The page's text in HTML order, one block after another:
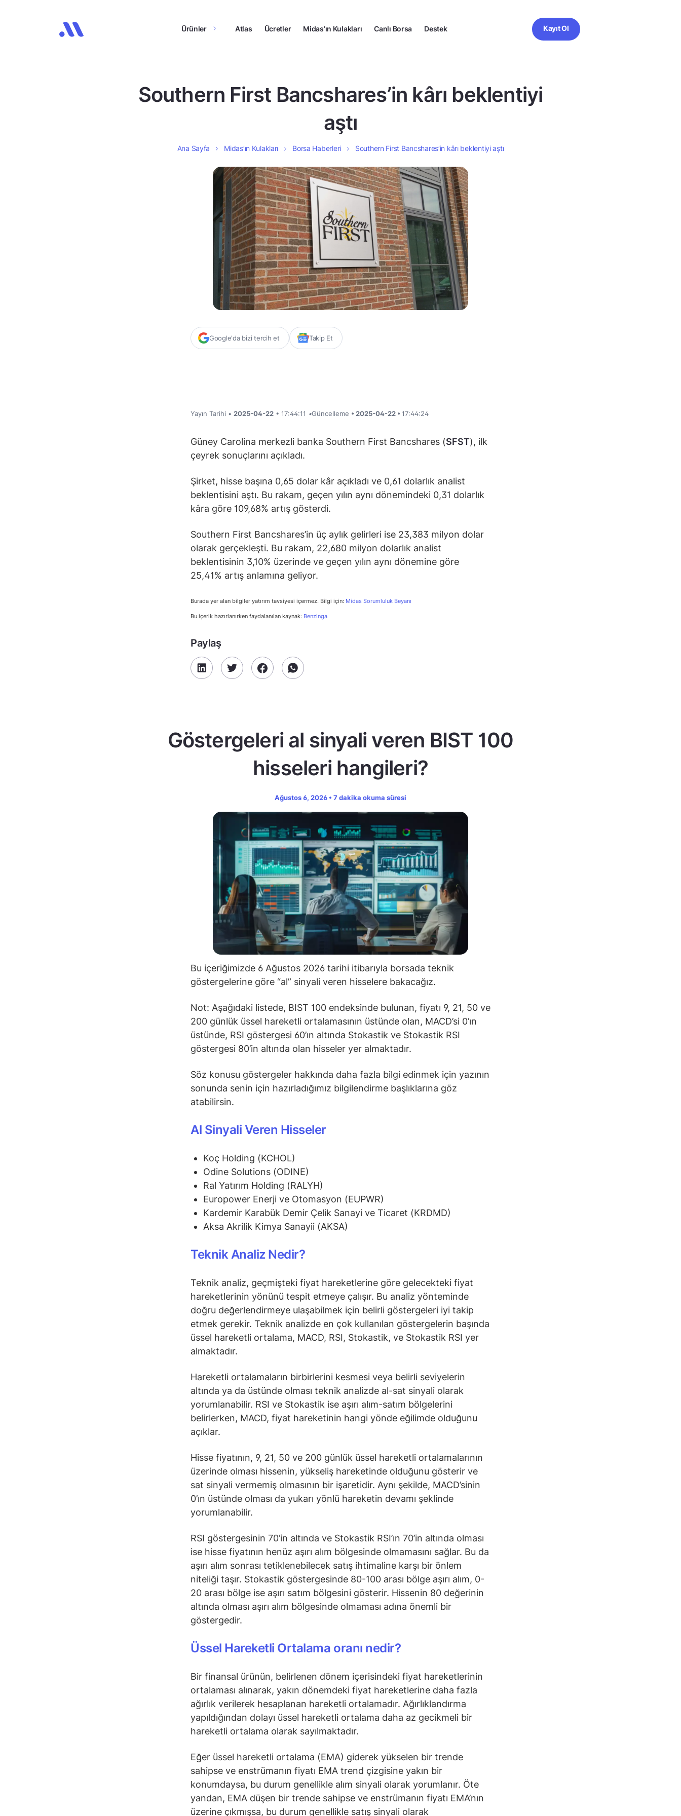
Ürünler Atlas Ücretler Midas’ın Kulakları Canlı Borsa Destek Kayıt Ol
Southern First Bancshares’in kârı beklentiyi
aştı
Ana Sayfa Midas’ın Kulakları Borsa Haberleri Southern First Bancshares’in kârı beklentiyi aştı
Google'da bizi tercih et Takip Et
Yayın Tarihi • 2025-04-22 • 17:44:11 •Güncelleme • 2025-04-22 • 17:44:24
Güney Carolina merkezli banka Southern First Bancshares (SFST), ilk
çeyrek sonuçlarını açıkladı.
Şirket, hisse başına 0,65 dolar kâr açıkladı ve 0,61 dolarlık analist
beklentisini aştı. Bu rakam, geçen yılın aynı dönemindeki 0,31 dolarlık
kâra göre 109,68% artış gösterdi.
Southern First Bancshares’in üç aylık gelirleri ise 23,383 milyon dolar
olarak gerçekleşti. Bu rakam, 22,680 milyon dolarlık analist
beklentisinin 3,10% üzerinde ve geçen yılın aynı dönemine göre
25,41% artış anlamına geliyor.
Burada yer alan bilgiler yatırım tavsiyesi içermez. Bilgi için: Midas Sorumluluk Beyanı
Bu içerik hazırlanırken faydalanılan kaynak: Benzinga
Paylaş
Göstergeleri al sinyali veren BIST 100
hisseleri hangileri?
Ağustos 6, 2026 • 7 dakika okuma süresi
Bu içeriğimizde 6 Ağustos 2026 tarihi itibarıyla borsada teknik
göstergelerine göre “al” sinyali veren hisselere bakacağız.
Not: Aşağıdaki listede, BIST 100 endeksinde bulunan, fiyatı 9, 21, 50 ve
200 günlük üssel hareketli ortalamasının üstünde olan, MACD’si 0’ın
üstünde, RSI göstergesi 60’ın altında Stokastik ve Stokastik RSI
göstergesi 80’in altında olan hisseler yer almaktadır.
Söz konusu göstergeler hakkında daha fazla bilgi edinmek için yazının
sonunda senin için hazırladığımız bilgilendirme başlıklarına göz
atabilirsin.
Al Sinyali Veren Hisseler
Koç Holding (KCHOL)
Odine Solutions (ODINE)
Ral Yatırım Holding (RALYH)
Europower Enerji ve Otomasyon (EUPWR)
Kardemir Karabük Demir Çelik Sanayi ve Ticaret (KRDMD)
Aksa Akrilik Kimya Sanayii (AKSA)
Teknik Analiz Nedir?
Teknik analiz, geçmişteki fiyat hareketlerine göre gelecekteki fiyat
hareketlerinin yönünü tespit etmeye çalışır. Bu analiz yönteminde
doğru değerlendirmeye ulaşabilmek için belirli göstergeleri iyi takip
etmek gerekir. Teknik analizde en çok kullanılan göstergelerin başında
üssel hareketli ortalama, MACD, RSI, Stokastik, ve Stokastik RSI yer
almaktadır.
Hareketli ortalamaların birbirlerini kesmesi veya belirli seviyelerin
altında ya da üstünde olması teknik analizde al-sat sinyali olarak
yorumlanabilir. RSI ve Stokastik ise aşırı alım-satım bölgelerini
belirlerken, MACD, fiyat hareketinin hangi yönde eğilimde olduğunu
açıklar.
Hisse fiyatının, 9, 21, 50 ve 200 günlük üssel hareketli ortalamalarının
üzerinde olması hissenin, yükseliş hareketinde olduğunu gösterir ve
sat sinyali vermemiş olmasının bir işaretidir. Aynı şekilde, MACD’sinin
0’ın üstünde olması da yukarı yönlü hareketin devamı şeklinde
yorumlanabilir.
RSI göstergesinin 70’in altında ve Stokastik RSI’ın 70’in altında olması
ise hisse fiyatının henüz aşırı alım bölgesinde olmamasını sağlar. Bu da
aşırı alım sonrası tetiklenebilecek satış ihtimaline karşı bir önlem
niteliği taşır. Stokastik göstergesinde 80-100 arası bölge aşırı alım, 0-
20 arası bölge ise aşırı satım bölgesini gösterir. Hissenin 80 değerinin
altında olması aşırı alım bölgesinde olmaması adına önemli bir
göstergedir.
Üssel Hareketli Ortalama oranı nedir?
Bir finansal ürünün, belirlenen dönem içerisindeki fiyat hareketlerinin
ortalaması alınarak, yakın dönemdeki fiyat hareketlerine daha fazla
ağırlık verilerek hesaplanan hareketli ortalamadır. Ağırlıklandırma
yapıldığından dolayı üssel hareketli ortalama daha az gecikmeli bir
hareketli ortalama olarak sayılmaktadır.
Eğer üssel hareketli ortalama (EMA) giderek yükselen bir trende
sahipse ve enstrümanın fiyatı EMA trend çizgisine yakın bir
konumdaysa, bu durum genellikle alım sinyali olarak yorumlanır. Öte
yandan, EMA düşen bir trende sahipse ve enstrümanın fiyatı EMA’nın
üzerine çıkmışsa, bu durum genellikle satış sinyali olarak